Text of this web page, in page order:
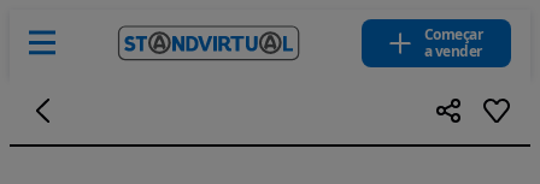
Começar
a vender